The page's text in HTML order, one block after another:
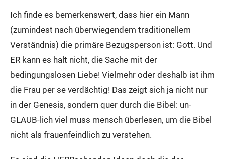
Ich finde es bemerkenswert, dass hier ein Mann
(zumindest nach überwiegendem traditionellem
Verständnis) die primäre Bezugsperson ist: Gott. Und
ER kann es halt nicht, die Sache mit der
bedingungslosen Liebe! Vielmehr oder deshalb ist ihm
die Frau per se verdächtig! Das zeigt sich ja nicht nur
in der Genesis, sondern quer durch die Bibel: un-
GLAUB-lich viel muss mensch überlesen, um die Bibel
nicht als frauenfeindlich zu verstehen.